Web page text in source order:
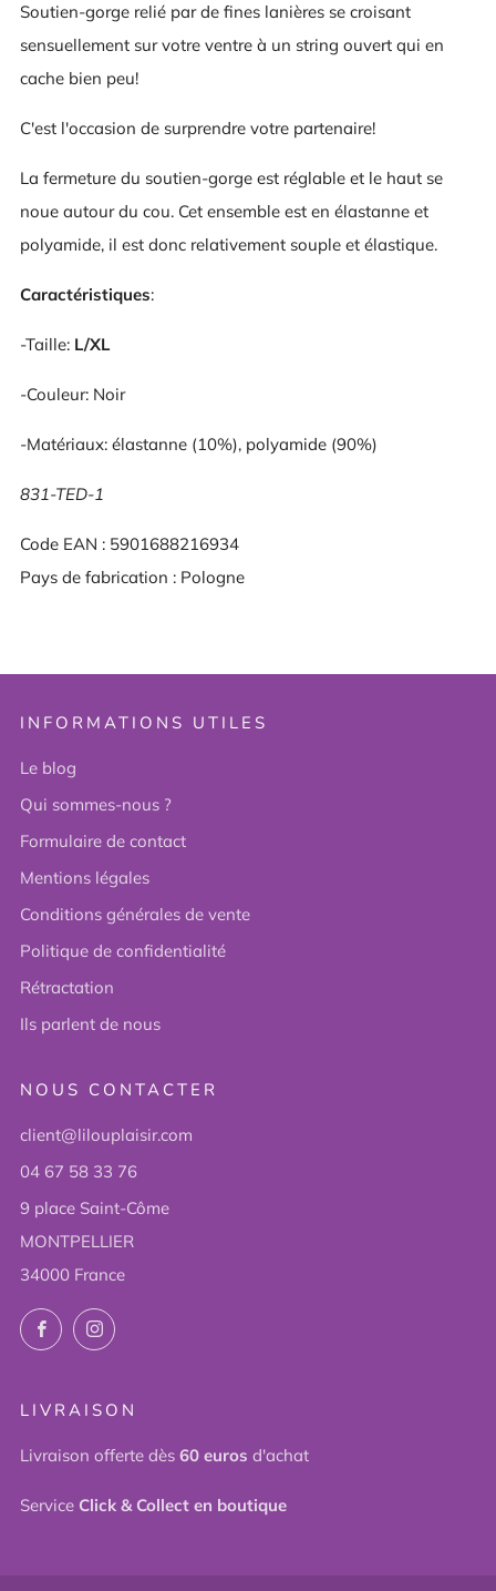
Soutien-gorge relié par de fines lanières se croisant
sensuellement sur votre ventre à un string ouvert qui en
cache bien peu!
C'est l'occasion de surprendre votre partenaire!
La fermeture du soutien-gorge est réglable et le haut se
noue autour du cou. Cet ensemble est en élastanne et
polyamide, il est donc relativement souple et élastique.
Caractéristiques:
-Taille: L/XL
-Couleur: Noir
-Matériaux: élastanne (10%), polyamide (90%)
831-TED-1
Code EAN : 5901688216934
Pays de fabrication : Pologne
INFORMATIONS UTILES
Le blog
Qui sommes-nous ?
Formulaire de contact
Mentions légales
Conditions générales de vente
Politique de confidentialité
Rétractation
Ils parlent de nous
NOUS CONTACTER
client@lilouplaisir.com
04 67 58 33 76
9 place Saint-Côme
MONTPELLIER
34000 France
FacebookInstagram
LIVRAISON
Livraison offerte dès 60 euros d'achat
Service Click & Collect en boutique